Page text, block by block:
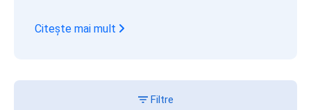
Citește mai mult
Filtre